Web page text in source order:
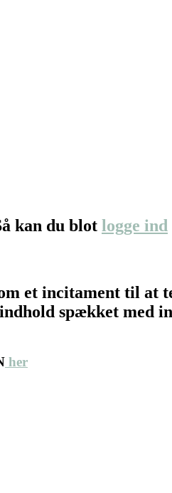
kan du blot logge ind
et incitament til at
spækket med
her